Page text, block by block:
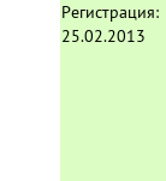
Регистрация:
25.02.2013